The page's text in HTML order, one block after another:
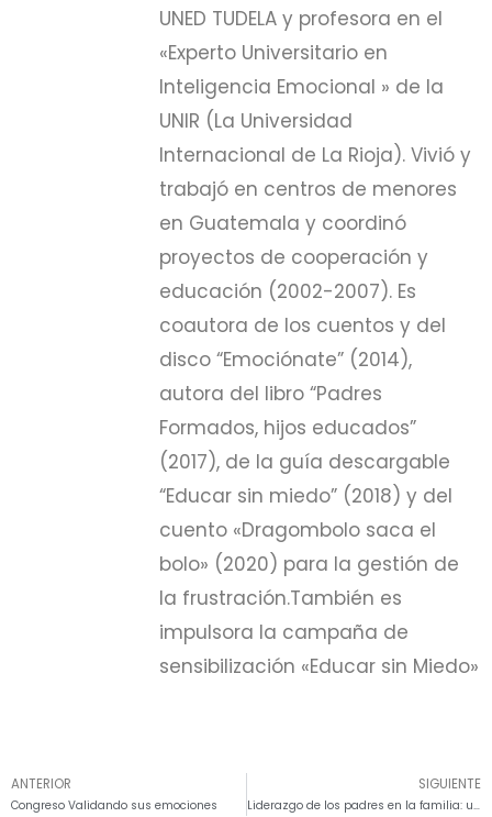
UNED TUDELA y profesora en el
«Experto Universitario en
Inteligencia Emocional » de la
UNIR (La Universidad
Internacional de La Rioja). Vivió y
trabajó en centros de menores
en Guatemala y coordinó
proyectos de cooperación y
educación (2002-2007). Es
coautora de los cuentos y del
disco “Emociónate” (2014),
autora del libro “Padres
Formados, hijos educados”
(2017), de la guía descargable
“Educar sin miedo” (2018) y del
cuento «Dragombolo saca el
bolo» (2020) para la gestión de
la frustración.También es
impulsora la campaña de
sensibilización «Educar sin Miedo»
ANTERIOR
Congreso Validando sus emociones
SIGUIENTE
Liderazgo de los padres en la familia: una mirada necesaria en la educación actual